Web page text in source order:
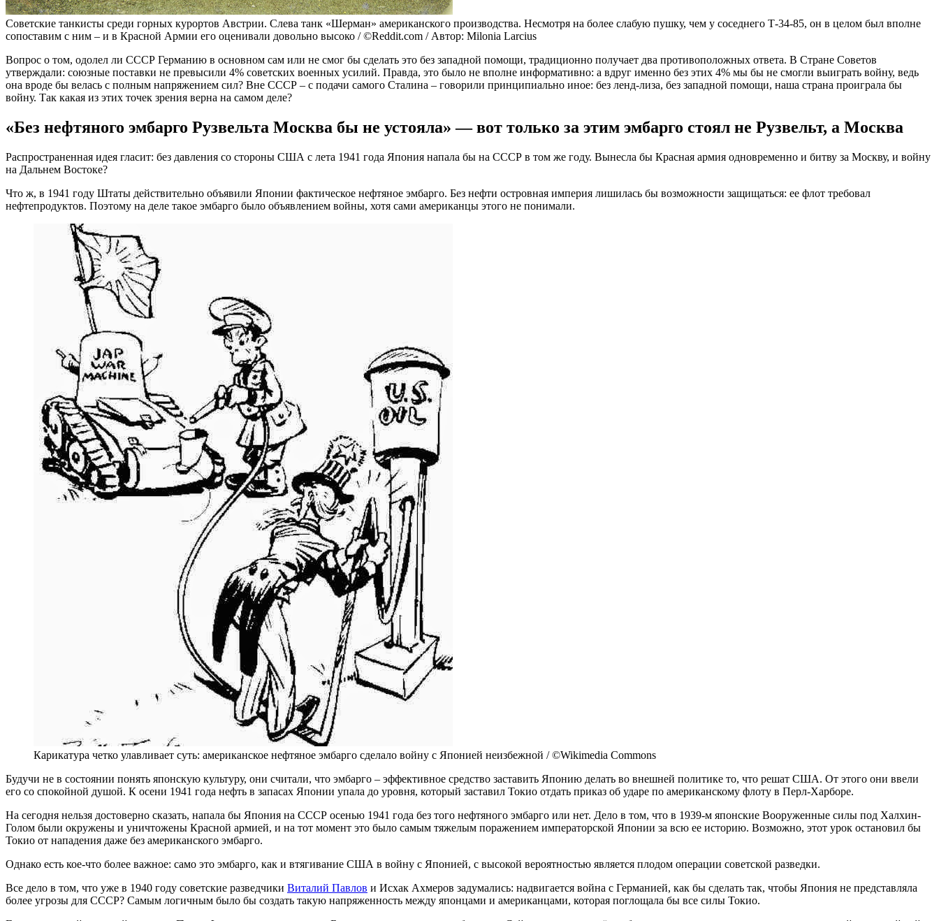
Советские танкисты среди горных курортов Австрии. Слева танк «Шерман» американского производства. Несмотря на более слабую пушку, чем у соседнего Т-34-85, он в целом был вполне
сопоставим с ним – и в Красной Армии его оценивали довольно высоко / ©Reddit.com / Автор: Milonia Larcius
Вопрос о том, одолел ли СССР Германию в основном сам или не смог бы сделать это без западной помощи, традиционно получает два противоположных ответа. В Стране Советов
утверждали: союзные поставки не превысили 4% советских военных усилий. Правда, это было не вполне информативно: а вдруг именно без этих 4% мы бы не смогли выиграть войну, ведь
она вроде бы велась с полным напряжением сил? Вне СССР – с подачи самого Сталина – говорили принципиально иное: без ленд-лиза, без западной помощи, наша страна проиграла бы
войну. Так какая из этих точек зрения верна на самом деле?
«Без нефтяного эмбарго Рузвельта Москва бы не устояла» — вот только за этим эмбарго стоял не Рузвельт, а Москва
Распространенная идея гласит: без давления со стороны США с лета 1941 года Япония напала бы на СССР в том же году. Вынесла бы Красная армия одновременно и битву за Москву, и войну
на Дальнем Востоке?
Что ж, в 1941 году Штаты действительно объявили Японии фактическое нефтяное эмбарго. Без нефти островная империя лишилась бы возможности защищаться: ее флот требовал
нефтепродуктов. Поэтому на деле такое эмбарго было объявлением войны, хотя сами американцы этого не понимали.
Карикатура четко улавливает суть: американское нефтяное эмбарго сделало войну с Японией неизбежной / ©Wikimedia Commons
Будучи не в состоянии понять японскую культуру, они считали, что эмбарго – эффективное средство заставить Японию делать во внешней политике то, что решат США. От этого они ввели
его со спокойной душой. К осени 1941 года нефть в запасах Японии упала до уровня, который заставил Токио отдать приказ об ударе по американскому флоту в Перл-Харборе.
На сегодня нельзя достоверно сказать, напала бы Япония на СССР осенью 1941 года без того нефтяного эмбарго или нет. Дело в том, что в 1939-м японские Вооруженные силы под Халхин-
Голом были окружены и уничтожены Красной армией, и на тот момент это было самым тяжелым поражением императорской Японии за всю ее историю. Возможно, этот урок остановил бы
Токио от нападения даже без американского эмбарго.
Однако есть кое-что более важное: само это эмбарго, как и втягивание США в войну с Японией, с высокой вероятностью является плодом операции советской разведки.
Все дело в том, что уже в 1940 году советские разведчики Виталий Павлов и Исхак Ахмеров задумались: надвигается война с Германией, как бы сделать так, чтобы Япония не представляла
более угрозы для СССР? Самым логичным было бы создать такую напряженность между японцами и американцами, которая поглощала бы все силы Токио.